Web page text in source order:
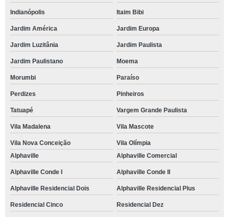
Indianópolis Itaim Bibi
Jardim América Jardim Europa
Jardim Luzitânia Jardim Paulista
Jardim Paulistano Moema
Morumbi Paraíso
Perdizes Pinheiros
Tatuapé Vargem Grande Paulista
Vila Madalena Vila Mascote
Vila Nova Conceição
Vila Olímpia
Alphaville
Alphaville Comercial
Alphaville Conde I Alphaville Conde II
Alphaville Residencial Dois Alphaville Residencial Plus
Residencial Cinco Residencial Dez